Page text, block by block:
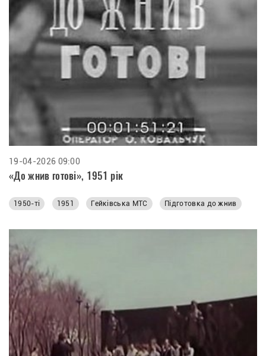
19-04-2026 09:00
«До жнив готові», 1951 рік
1950-ті 1951 Гейківська МТС Підготовка до жнив